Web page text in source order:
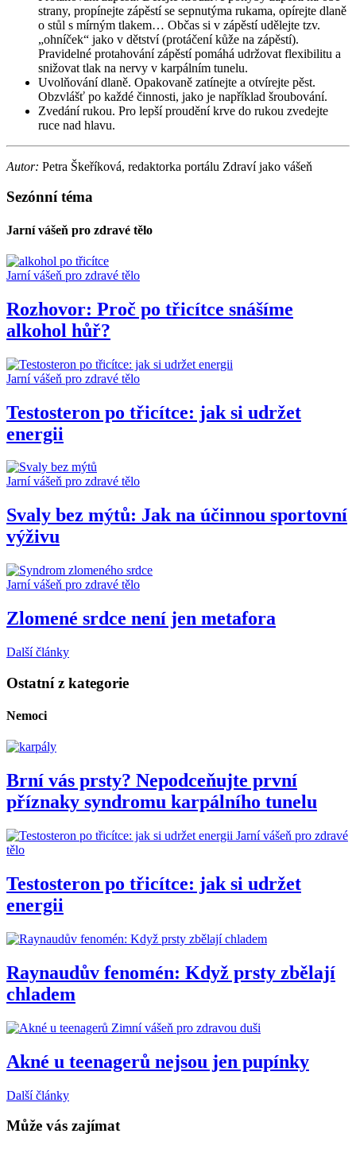
strany, propínejte zápěstí se sepnutýma rukama, opírejte dlaně
o stůl s mírným tlakem… Občas si v zápěstí udělejte tzv.
„ohníček“ jako v dětství (protáčení kůže na zápěstí).
Pravidelné protahování zápěstí pomáhá udržovat flexibilitu a
snižovat tlak na nervy v karpálním tunelu.
Uvolňování dlaně. Opakovaně zatínejte a otvírejte pěst.
Obzvlášť po každé činnosti, jako je například šroubování.
Zvedání rukou. Pro lepší proudění krve do rukou zvedejte
ruce nad hlavu.
Autor: Petra Škeříková, redaktorka portálu Zdraví jako vášeň
Sezónní téma
Jarní vášeň pro zdravé tělo
Jarní vášeň pro zdravé tělo
Rozhovor: Proč po třicítce snášíme
alkohol hůř?
Jarní vášeň pro zdravé tělo
Testosteron po třicítce: jak si udržet
energii
Jarní vášeň pro zdravé tělo
Svaly bez mýtů: Jak na účinnou sportovní
výživu
Jarní vášeň pro zdravé tělo
Zlomené srdce není jen metafora
Další články
Ostatní z kategorie
Nemoci
Brní vás prsty? Nepodceňujte první
příznaky syndromu karpálního tunelu
Jarní vášeň pro zdravé
tělo
Testosteron po třicítce: jak si udržet
energii
Raynaudův fenomén: Když prsty zbělají
chladem
Zimní vášeň pro zdravou duši
Akné u teenagerů nejsou jen pupínky
Další články
Může vás zajímat